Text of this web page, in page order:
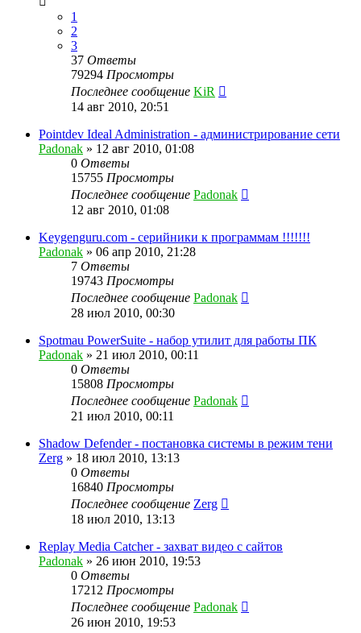
1
2
3
37 Ответы
79294 Просмотры
Последнее сообщение KiR
14 авг 2010, 20:51
Pointdev Ideal Administration - администрирование сети
Padonak » 12 авг 2010, 01:08
0 Ответы
15755 Просмотры
Последнее сообщение Padonak
12 авг 2010, 01:08
Keygenguru.com - серийники к программам !!!!!!!
Padonak » 06 апр 2010, 21:28
7 Ответы
19743 Просмотры
Последнее сообщение Padonak
28 июл 2010, 00:30
Spotmau PowerSuite - набор утилит для работы ПК
Padonak » 21 июл 2010, 00:11
0 Ответы
15808 Просмотры
Последнее сообщение Padonak
21 июл 2010, 00:11
Shadow Defender - постановка системы в режим тени
Zerg » 18 июл 2010, 13:13
0 Ответы
16840 Просмотры
Последнее сообщение Zerg
18 июл 2010, 13:13
Replay Media Catcher - захват видео с сайтов
Padonak » 26 июн 2010, 19:53
0 Ответы
17212 Просмотры
Последнее сообщение Padonak
26 июн 2010, 19:53